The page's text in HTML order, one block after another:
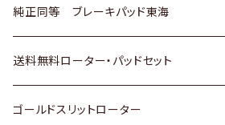
スバル
日野
三菱ふそう
三菱
日野
三菱ふそう
日野
三菱ふそう
その他
マツダ
三菱
スバル
いすゞ
ダイハツ
マツダ
ダイハツ
マツダ
三菱
スズキ
日産
ダイハツ
ホンダ
スズキ
日産
トヨタ
ホンダ
スズキ
純正同等 ブレーキパッド東海
トヨタ
ホンダ
送料無料ローター・パッドセット
トヨタ
ゴールドスリットローター